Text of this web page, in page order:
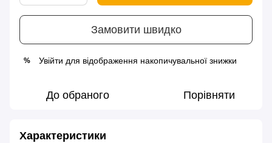
Замовити швидко
% Увійти для відображення накопичувальної знижки
До обраного Порівняти
Характеристики